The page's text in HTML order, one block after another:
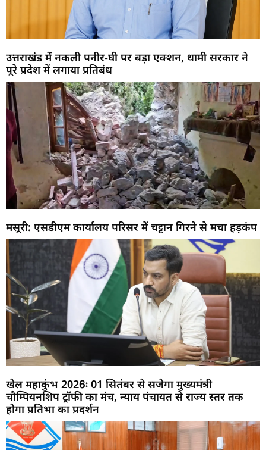
उत्तराखंड में नकली पनीर-घी पर बड़ा एक्शन, धामी सरकार ने
पूरे प्रदेश में लगाया प्रतिबंध
मसूरी: एसडीएम कार्यालय परिसर में चट्टान गिरने से मचा हड़कंप
खेल महाकुंभ 2026ः 01 सितंबर से सजेगा मुख्यमंत्री
चौम्पियनशिप ट्रॉफी का मंच, न्याय पंचायत से राज्य स्तर तक
होगा प्रतिभा का प्रदर्शन